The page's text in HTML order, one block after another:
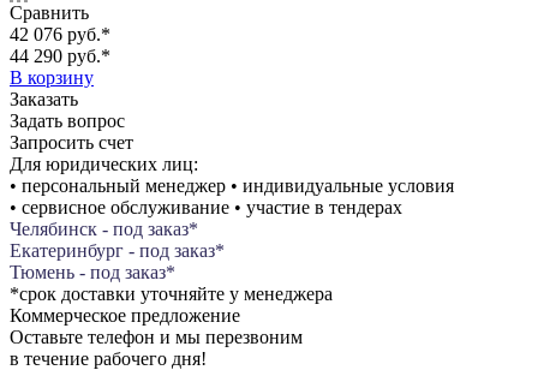
Сравнить
42 076 руб.*
44 290 руб.*
В корзину
Заказать
Задать вопрос
Запросить счет
Для юридических лиц:
• персональный менеджер • индивидуальные условия
• сервисное обслуживание • участие в тендерах
Челябинск - под заказ*
Екатеринбург - под заказ*
Тюмень - под заказ*
*срок доставки уточняйте у менеджера
Коммерческое предложение
Оставьте телефон и мы перезвоним
в течение рабочего дня!